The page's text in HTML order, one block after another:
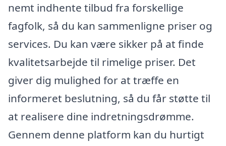
nemt indhente tilbud fra forskellige
fagfolk, så du kan sammenligne priser og
services. Du kan være sikker på at finde
kvalitetsarbejde til rimelige priser. Det
giver dig mulighed for at træffe en
informeret beslutning, så du får støtte til
at realisere dine indretningsdrømme.
Gennem denne platform kan du hurtigt